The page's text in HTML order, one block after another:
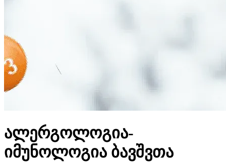
ალერგოლოგია-
იმუნოლოგია ბავშვთა